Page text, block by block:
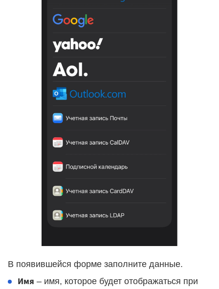
В появившейся форме заполните данные.
Имя – имя, которое будет отображаться при